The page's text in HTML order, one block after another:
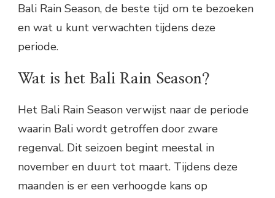
Bali Rain Season, de beste tijd om te bezoeken
en wat u kunt verwachten tijdens deze
periode.
Wat is het Bali Rain Season?
Het Bali Rain Season verwijst naar de periode
waarin Bali wordt getroffen door zware
regenval. Dit seizoen begint meestal in
november en duurt tot maart. Tijdens deze
maanden is er een verhoogde kans op